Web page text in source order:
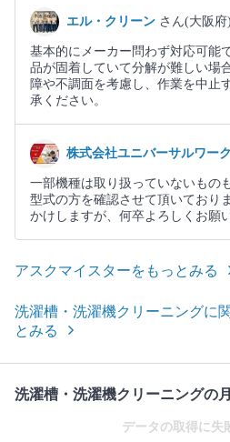
エル・クリーン さん(大阪府)
基本的にメーカー問わず対応可能
品が固着していて分解が難しい場
障や不調面を考慮し、作業を中止
承ください。
株式会社ユニバーサルワー
一部機種は取り扱っていないもの
型式の方を確認させて頂いており
かけしますが、何卒よろしくお願
アスクマイスターをもっとみる
洗濯槽・洗濯機クリーニングに
とみる
洗濯槽・洗濯機クリーニングの
データの取得に失